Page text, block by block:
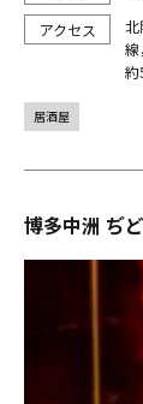
北
線
約
居酒屋
博多中洲 ぢ